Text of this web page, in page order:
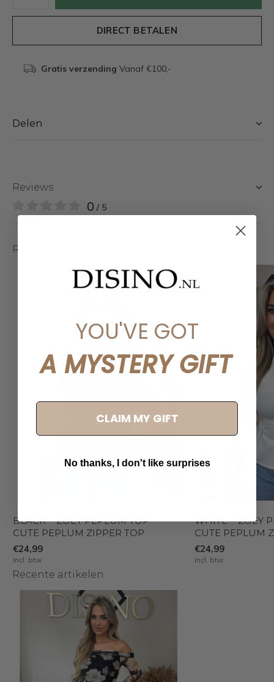
DIRECT BETALEN
Gratis verzending Vanaf €100,-
Delen
Reviews
0 / 5
Related articles
BLACK - 'ZOEY PEPLUM TOP' -
CUTE PEPLUM ZIPPER TOP
€24,99
Incl. btw
WHITE - 'ZOEY
CUTE PEPLUM
€24,99
Incl. btw
Recente artikelen
YOU'VE GOT
A MYSTERY GIFT
CLAIM MY GIFT
No thanks, I don't like surprises